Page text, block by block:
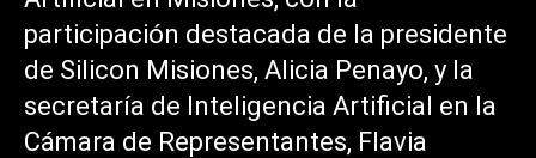
participación destacada de la presidente
de Silicon Misiones, Alicia Penayo, y la
secretaría de Inteligencia Artificial en la
Cámara de Representantes, Flavia